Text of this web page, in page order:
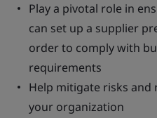
Play a pivotal role in
can set up a supplier
order to comply with
requirements
Help mitigate risks
your organization